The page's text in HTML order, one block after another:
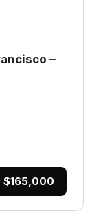
–
$165,000